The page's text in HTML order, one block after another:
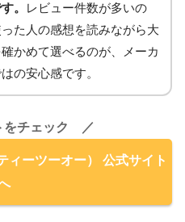
。
レビュー件数が多いの
た人の感想を読みながら大
かめて選べるのが、メーカ
の安心感です。
チェック ／
ィーツーオー） 公式サイト